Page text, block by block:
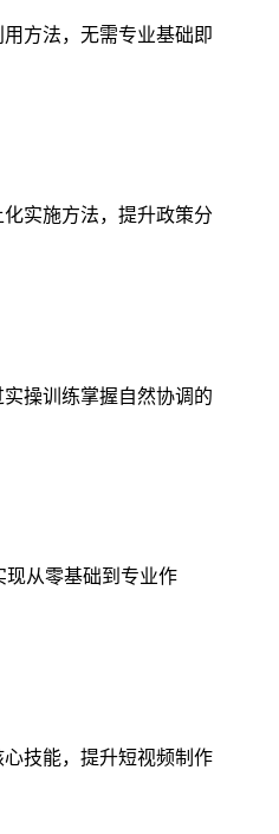
方法，无需专业基础即
实施方法，提升政策分
操训练掌握自然协调的
从零基础到专业作
技能，提升短视频制作